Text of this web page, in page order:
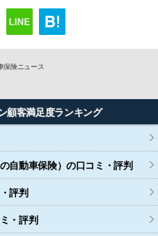
保険ニュース
顧客満足度ランキング
自動車保険）の口コミ・評判
評判
・評判